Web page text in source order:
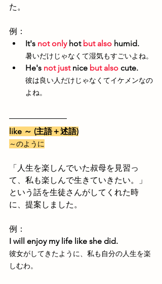
た。
例：
It's not only hot but also humid.
暑いだけじゃなくて湿気もすごいよね。
He's not just nice but also cute.
彼は良い人だけじゃなくてイケメンなの
よね。
like ～ (主語＋述語)
～のように
「人生を楽しんでいた叔母を見習っ
て、私も楽しんで生きていきたい。」
という話を生徒さんがしてくれた時
に、提案しました。
例：
I will enjoy my life like she did.
彼女がしてきたように、私も自分の人生を楽
しむわ。